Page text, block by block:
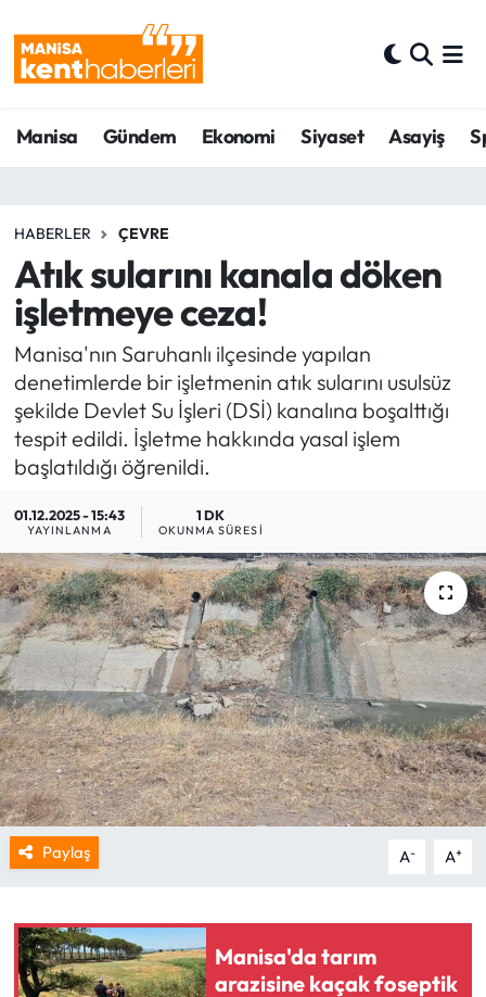
Manisa Gündem Ekonomi Siyaset Asayiş
HABERLER ÇEVRE
Atık sularını kanala döken
işletmeye ceza!
Manisa'nın Saruhanlı ilçesinde yapılan
denetimlerde bir işletmenin atık sularını usulsüz
şekilde Devlet Su İşleri (DSİ) kanalına boşalttığı
tespit edildi. İşletme hakkında yasal işlem
başlatıldığı öğrenildi.
01.12.2025 - 15:43
YAYINLANMA
1 DK
OKUNMA SÜRESI
Paylaş A- A+
Manisa'da tarım
arazisine kaçak foseptik
Ahmetli Hava Durumu
Ahmetli Trafik Yoğunluk Haritası
Tüm Manşetler
Son Dakika Haberleri
Haber Arşivi